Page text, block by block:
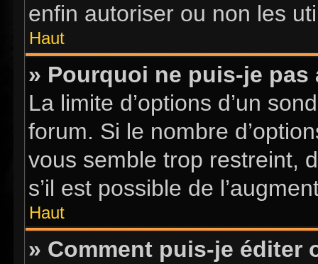
enfin autoriser ou non les
Haut
» Pourquoi ne puis-je
La limite d’options d’un
forum. Si le nombre
vous semble trop restreint,
s’il est possible de
Haut
» Comment puis-je éditer